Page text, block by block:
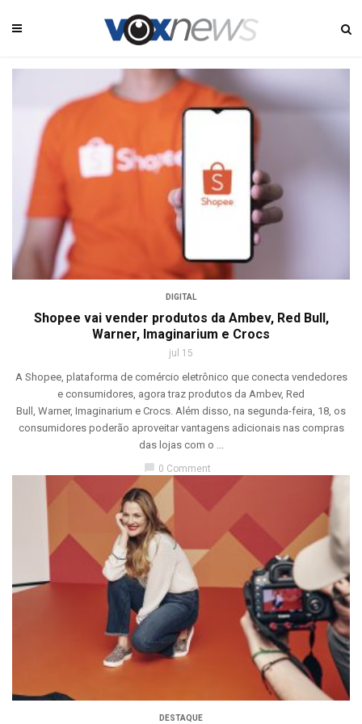
DIGITAL
Shopee vai vender produtos da Ambev, Red Bull,
Warner, Imaginarium e Crocs
jul 15
A Shopee, plataforma de comércio eletrônico que conecta vendedores
e consumidores, agora traz produtos da Ambev, Red
Bull, Warner, Imaginarium e Crocs. Além disso, na segunda-feira, 18, os
consumidores poderão aproveitar vantagens adicionais nas compras
das lojas com o ...
chat_bubble 0 Comment
DESTAQUE